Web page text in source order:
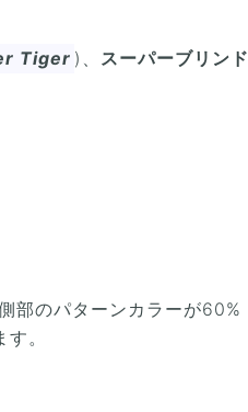
Tiger )、 スーパーブリンド
部のパターンカラーが60%
。